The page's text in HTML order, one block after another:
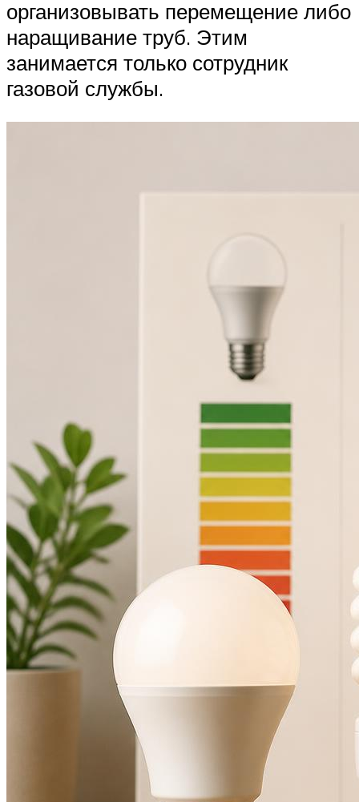
организовывать перемещение либо
наращивание труб. Этим
занимается только сотрудник
газовой службы.